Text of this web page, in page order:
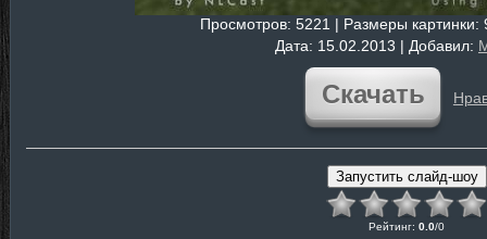
Просмотров: 5221 | Размеры картинки:
Дата: 15.02.2013 | Добавил:
Скачать
Рейтинг: 0.0/0